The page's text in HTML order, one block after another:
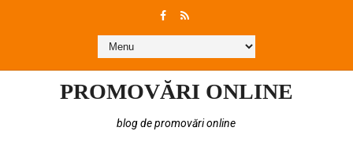
PROMOVĂRI ONLINE
blog de promovări online